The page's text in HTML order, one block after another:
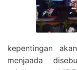
kepentingan akan
menjaada